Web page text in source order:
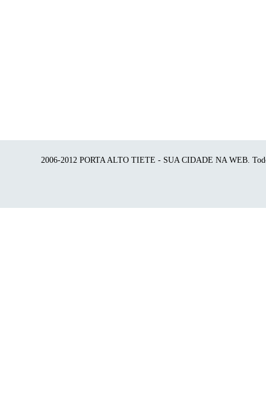
2006-2012 PORTA ALTO TIETE - SUA CIDADE NA WEB.